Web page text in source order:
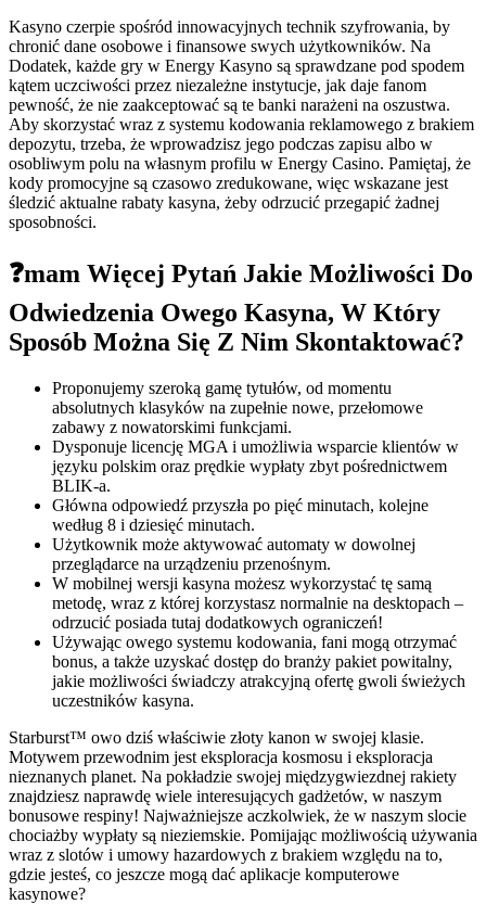
Kasyno czerpie spośród innowacyjnych technik szyfrowania, by
chronić dane osobowe i finansowe swych użytkowników. Na
Dodatek, każde gry w Energy Kasyno są sprawdzane pod spodem
kątem uczciwości przez niezależne instytucje, jak daje fanom
pewność, że nie zaakceptować są te banki narażeni na oszustwa.
Aby skorzystać wraz z systemu kodowania reklamowego z brakiem
depozytu, trzeba, że wprowadzisz jego podczas zapisu albo w
osobliwym polu na własnym profilu w Energy Casino. Pamiętaj, że
kody promocyjne są czasowo zredukowane, więc wskazane jest
śledzić aktualne rabaty kasyna, żeby odrzucić przegapić żadnej
sposobności.
❓mam Więcej Pytań Jakie Możliwości Do
Odwiedzenia Owego Kasyna, W Który
Sposób Można Się Z Nim Skontaktować?
Proponujemy szeroką gamę tytułów, od momentu
absolutnych klasyków na zupełnie nowe, przełomowe
zabawy z nowatorskimi funkcjami.
Dysponuje licencję MGA i umożliwia wsparcie klientów w
języku polskim oraz prędkie wypłaty zbyt pośrednictwem
BLIK-a.
Główna odpowiedź przyszła po pięć minutach, kolejne
według 8 i dziesięć minutach.
Użytkownik może aktywować automaty w dowolnej
przeglądarce na urządzeniu przenośnym.
W mobilnej wersji kasyna możesz wykorzystać tę samą
metodę, wraz z której korzystasz normalnie na desktopach –
odrzucić posiada tutaj dodatkowych ograniczeń!
Używając owego systemu kodowania, fani mogą otrzymać
bonus, a także uzyskać dostęp do branży pakiet powitalny,
jakie możliwości świadczy atrakcyjną ofertę gwoli świeżych
uczestników kasyna.
Starburst™ owo dziś właściwie złoty kanon w swojej klasie.
Motywem przewodnim jest eksploracja kosmosu i eksploracja
nieznanych planet. Na pokładzie swojej międzygwiezdnej rakiety
znajdziesz naprawdę wiele interesujących gadżetów, w naszym
bonusowe respiny! Najważniejsze aczkolwiek, że w naszym slocie
chociażby wypłaty są nieziemskie. Pomijając możliwością używania
wraz z slotów i umowy hazardowych z brakiem względu na to,
gdzie jesteś, co jeszcze mogą dać aplikacje komputerowe
kasynowe?